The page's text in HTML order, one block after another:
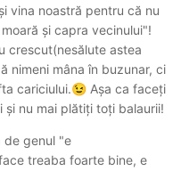
vina noastră pentru că nu
și capra vecinului"!
crescut(nesălute astea
nimeni mâna în buzunar, ci
cariciului.😉 Așa ca faceți
nu mai plătiți toți balaurii!
de genul "e
treaba foarte bine, e